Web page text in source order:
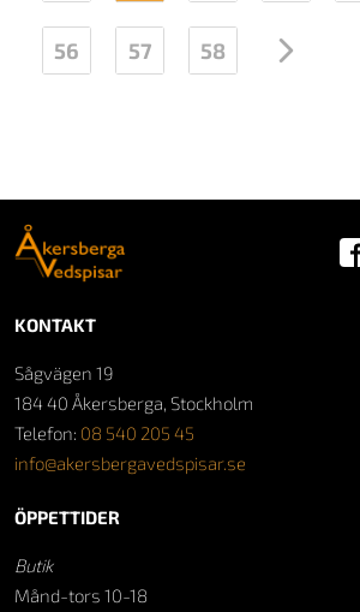
56 57 58 →
KONTAKT
Sågvägen 19
184 40 Åkersberga, Stockholm
Telefon: 08 540 205 45
info@akersbergavedspisar.se
ÖPPETTIDER
Butik
Månd-tors 10-18